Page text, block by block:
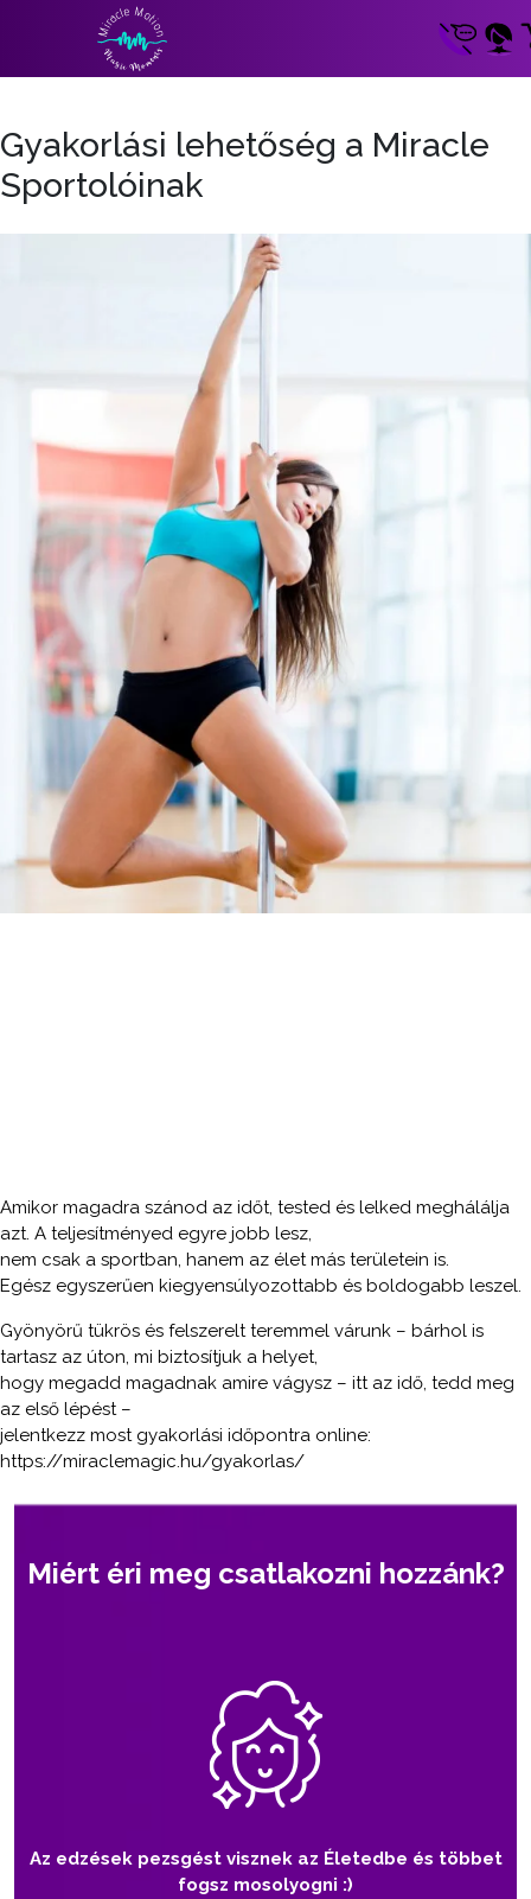
Gyakorlási lehetőség a Miracle
Sportolóinak
Amikor magadra szánod az időt, tested és lelked meghálálja
azt. A teljesítményed egyre jobb lesz,
nem csak a sportban, hanem az élet más területein is.
Egész egyszerűen kiegyensúlyozottabb és boldogabb leszel.
Gyönyörű tükrös és felszerelt teremmel várunk – bárhol is
tartasz az úton, mi biztosítjuk a helyet,
hogy megadd magadnak amire vágysz – itt az idő, tedd meg
az első lépést –
jelentkezz most gyakorlási időpontra online:
https://miraclemagic.hu/gyakorlas/
Miért éri meg csatlakozni hozzánk?
Az edzések pezsgést visznek az Életedbe és többet
fogsz mosolyogni :)